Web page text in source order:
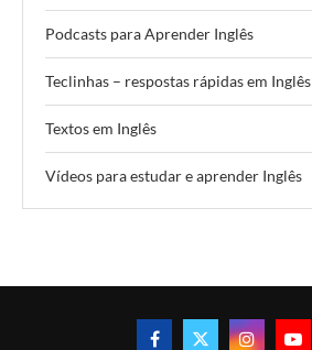
Podcasts para Aprender Inglês
Teclinhas – respostas rápidas em Inglês
Textos em Inglês
Vídeos para estudar e aprender Inglês